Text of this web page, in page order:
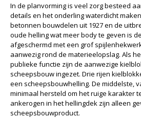
In de planvorming is veel zorg besteed
details en het onderling waterdicht
betonnen bouwdelen uit 1927 en de
oude helling wat meer body te geven is
afgeschermd met een grof
aanwezig rond de materieelopslag. Als
publieke functie zijn de aanwezige
scheepsbouw ingezet. Drie rijen
een scheepsbouwhelling. De middelste,
minimaal hersteld om het ruige karakter
ankerogen in het hellingdek zijn alleen
scheepsbouwproduct.